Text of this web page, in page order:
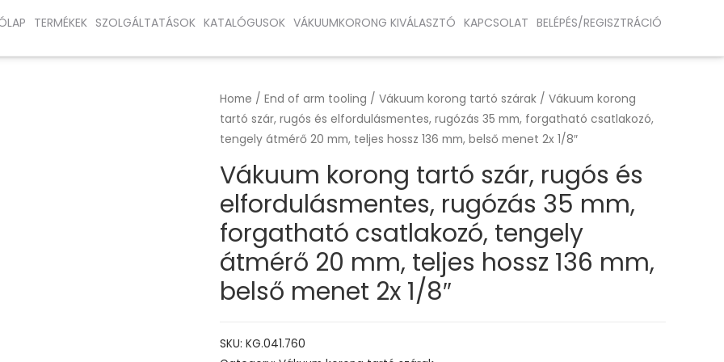
TERMÉKEK SZOLGÁLTATÁSOK KATALÓGUSOK VÁKUUMKORONG KIVÁLASZTÓ KAPCSOLAT BELÉPÉS/REGISZTRÁCIÓ
Home / End of arm tooling / Vákuum korong tartó szárak / Vákuum korong
tartó szár, rugós és elfordulásmentes, rugózás 35 mm, forgatható csatlakozó,
tengely átmérő 20 mm, teljes hossz 136 mm, belső menet 2x 1/8″
Vákuum korong tartó szár, rugós és
elfordulásmentes, rugózás 35 mm,
forgatható csatlakozó, tengely
átmérő 20 mm, teljes hossz 136 mm,
belső menet 2x 1/8″
SKU: KG.041.760